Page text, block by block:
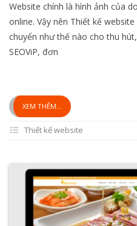
Website chính là hình ảnh của
online. Vậy nên Thiết kế
chuyển như thế nào cho thu
SEOViP, đơn
XEM THÊM...
Thiết kế website